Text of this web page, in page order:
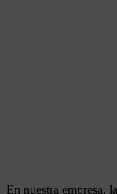
En nuestra empresa,